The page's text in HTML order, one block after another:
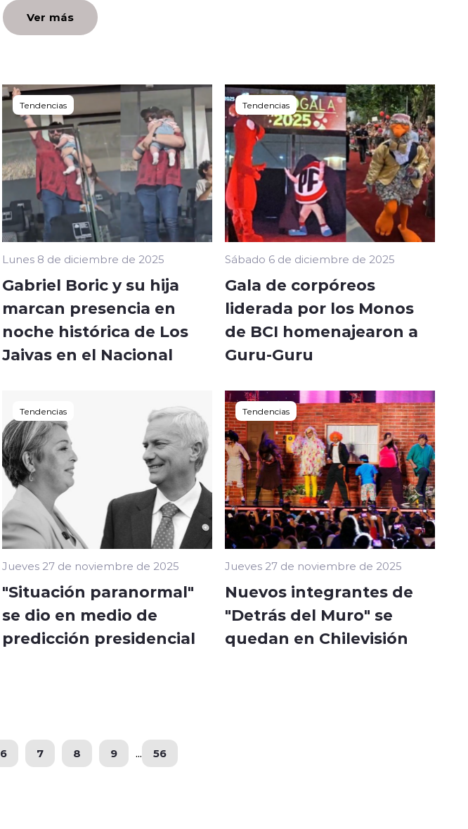
Ver más
Tendencias
Lunes 8 de diciembre de 2025
Gabriel Boric y su hija
marcan presencia en
noche histórica de Los
Jaivas en el Nacional
Tendencias
Sábado 6 de diciembre de 2025
Gala de corpóreos
liderada por los Monos
de BCI homenajearon a
Guru-Guru
Tendencias
Jueves 27 de noviembre de 2025
"Situación paranormal"
se dio en medio de
predicción presidencial
Tendencias
Jueves 27 de noviembre de 2025
Nuevos integrantes de
"Detrás del Muro" se
quedan en Chilevisión
6 7 8 9 ... 56